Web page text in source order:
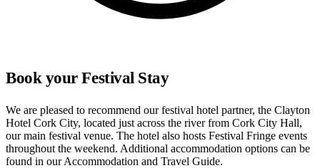
Book your Festival Stay
We are pleased to recommend our festival hotel partner, the Clayton
Hotel Cork City, located just across the river from Cork City Hall,
our main festival venue. The hotel also hosts Festival Fringe events
throughout the weekend. Additional accommodation options can be
found in our Accommodation and Travel Guide.